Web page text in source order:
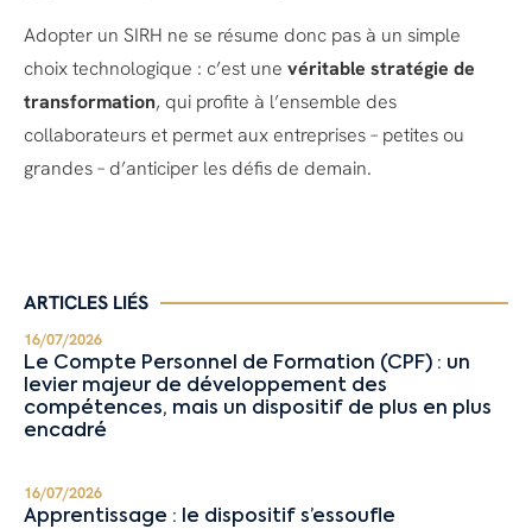
Adopter un SIRH ne se résume donc pas à un simple
choix technologique : c’est une véritable stratégie de
transformation, qui profite à l’ensemble des
collaborateurs et permet aux entreprises – petites ou
grandes – d’anticiper les défis de demain.
ARTICLES LIÉS
16/07/2026
Le Compte Personnel de Formation (CPF) : un
levier majeur de développement des
compétences, mais un dispositif de plus en plus
encadré
16/07/2026
Apprentissage : le dispositif s’essoufle